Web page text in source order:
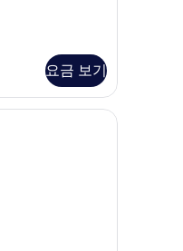
요금 보기
비치